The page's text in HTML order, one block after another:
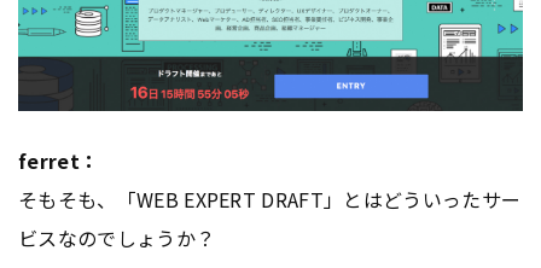
ferret：
そもそも、「WEB EXPERT DRAFT」とはどういったサー
ビスなのでしょうか？